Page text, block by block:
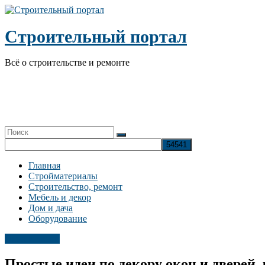
Перейти
содержимому
Строительный портал
Всё о строительстве и ремонте
Главная
Стройматериалы
Строительство, ремонт
Мебель и декор
Дом и дача
Оборудование